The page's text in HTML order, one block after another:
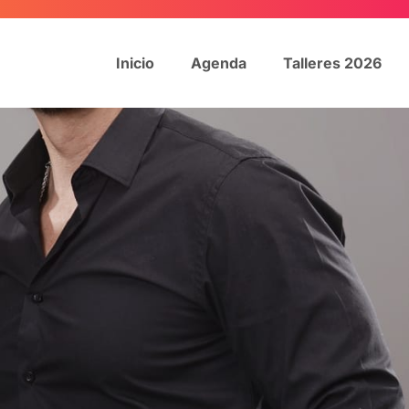
Inicio Agenda Talleres 2026